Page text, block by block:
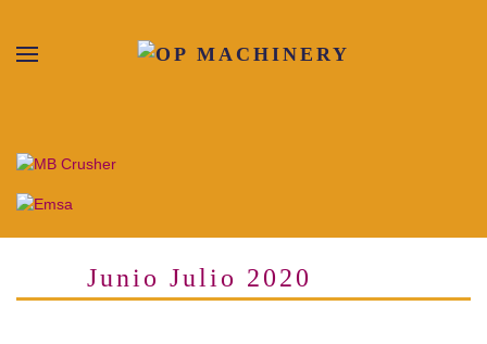
Skip to main content
Junio Julio 2020